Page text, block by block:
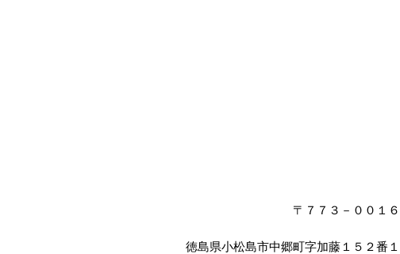
〒７７３－００１６
徳島県小松島市中郷町字加藤１５２番１